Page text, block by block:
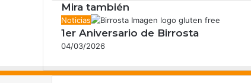
c
t
r
ó
Mira también
C
e
r
a
Noticias
1er Aniversario de Birrosta
04/03/2026